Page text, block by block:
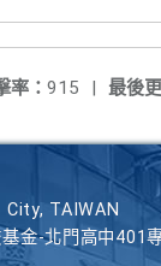
最後
率： 915 |
TAIWAN
金-北門高中401